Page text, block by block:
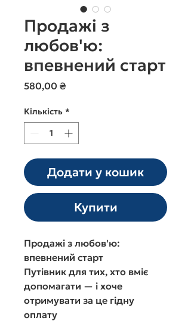
Продажі з
любов'ю:
впевнений старт
580,00 ₴Ціна
Кількість *
Додати у кошик
Купити
Продажі з любов'ю:
впевнений старт
Путівник для тих, хто вміє
допомагати — і хоче
отримувати за це гідну
оплату